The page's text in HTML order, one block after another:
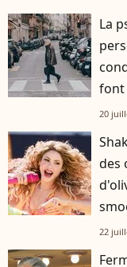
La
font
20
des
22